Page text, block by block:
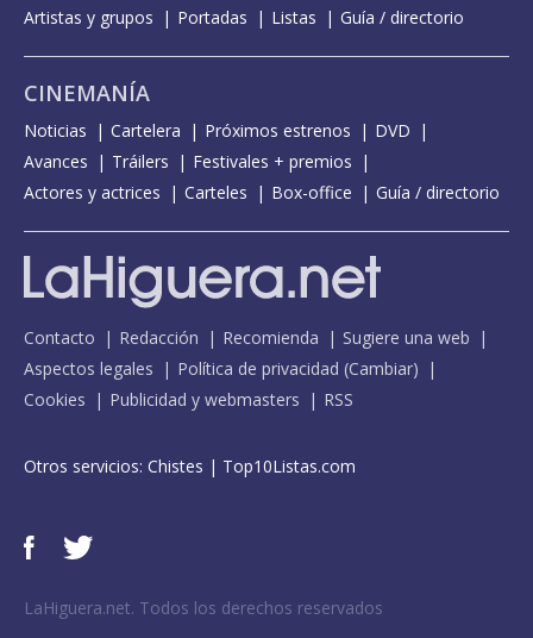
Artistas y grupos
Portadas Listas Guía / directorio
CINEMANÍA
Noticias Cartelera Próximos estrenos
DVD
Avances
Tráilers
Festivales + premios
Actores y actrices
Carteles Box-office Guía / directorio
Contacto Redacción Recomienda
Sugiere una web
Aspectos legales
Política de privacidad (Cambiar)
Cookies
Publicidad y webmasters RSS
Otros servicios: Chistes | Top10Listas.com
LaHiguera.net. Todos los derechos reservados